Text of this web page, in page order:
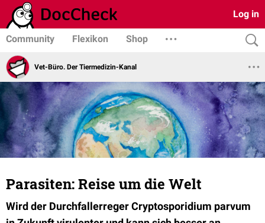
Log in
Community Flexikon Shop
Vet-Büro. Der Tiermedizin-Kanal
Parasiten: Reise um die Welt
Wird der Durchfallerreger Cryptosporidium parvum